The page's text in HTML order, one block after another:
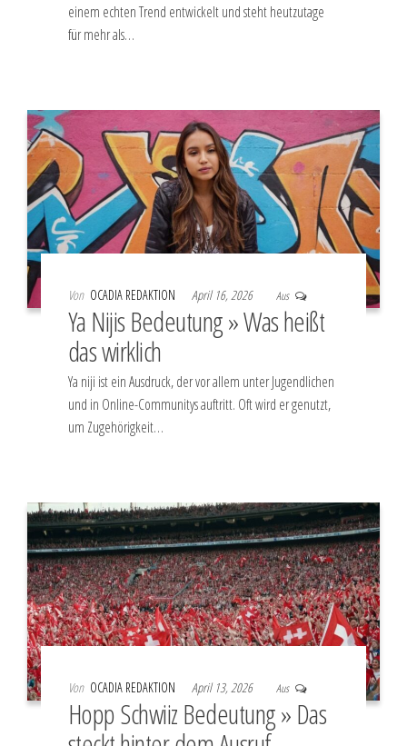
einem echten Trend entwickelt und steht heutzutage
für mehr als…
Von OCADIA REDAKTION April 16, 2026 Aus
Ya Nijis Bedeutung » Was heißt
das wirklich
Ya niji ist ein Ausdruck, der vor allem unter Jugendlichen
und in Online-Communitys auftritt. Oft wird er genutzt,
um Zugehörigkeit…
Von OCADIA REDAKTION April 13, 2026 Aus
Hopp Schwiiz Bedeutung » Das